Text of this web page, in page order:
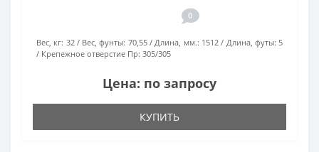
0
Вес, кг: 32 Вес, фунты: 70,55 Длина, мм.: 1512 Длина, футы: 5
Крепежное отверстие Пр: 305/305
Цена: по запросу
КУПИТЬ